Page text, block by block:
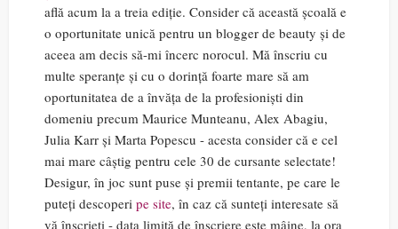
află acum la a treia ediție. Consider că această școală e
o oportunitate unică pentru un blogger de beauty și de
aceea am decis să-mi încerc norocul. Mă înscriu cu
multe speranțe și cu o dorință foarte mare să am
oportunitatea de a învăța de la profesioniști din
domeniu precum Maurice Munteanu, Alex Abagiu,
Julia Karr și Marta Popescu - acesta consider că e cel
mai mare câștig pentru cele 30 de cursante selectate!
Desigur, în joc sunt puse și premii tentante, pe care le
puteți descoperi pe site, în caz că sunteți interesate să
vă înscrieți - data limită de înscriere este mâine, la ora